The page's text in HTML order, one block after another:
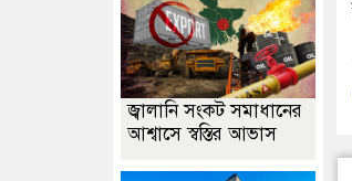
জ্বালানি সংকট সমাধানের
আশ্বাসে স্বস্তির আভাস